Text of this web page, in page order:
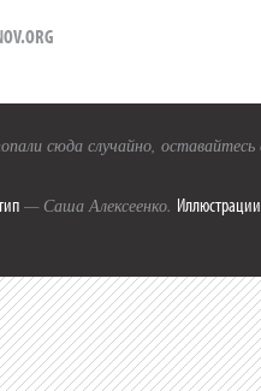
сюда случайно,
— Саша Алексеенко. Иллюстрации